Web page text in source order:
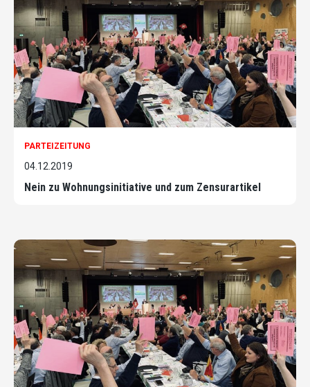
PARTEIZEITUNG
04.12.2019
Nein zu Wohnungsinitiative und zum Zensurartikel